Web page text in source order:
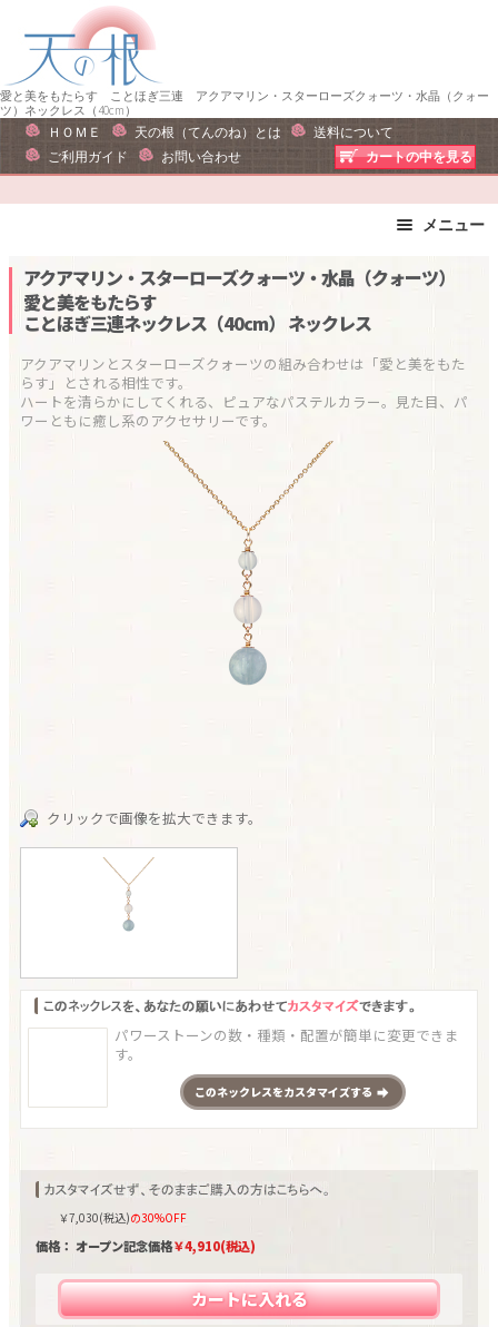
ー
シ
ン
へ
キ
ン
ツ
ス
キ
プ
愛と美をもたらす ことほぎ三連 アクアマリン・スターローズクォーツ・水晶（クォー
ツ）ネックレス（40cm）
ＨＯＭＥ 天の根（てんのね）とは
送料について
ご利用ガイド
お問い合わせ カートの中を見る
メニュー
ピアス・イヤリング
リング
運勢で選ぶ
誕生石で選ぶ
色で選ぶ
干支石で選ぶ
星座石で選ぶ
石の名前で選ぶ
パワーストーン一覧
アクアマリン・スターローズクォーツ・水晶（クォーツ）
愛と美をもたらす
ことほぎ三連ネックレス（40cm） ネックレス
アクアマリンとスターローズクォーツの組み合わせは「愛と美をもた
らす」とされる相性です。
ハートを清らかにしてくれる、ピュアなパステルカラー。見た目、パ
クリックで画像を拡大できます。
パワーストーンの数・種類・配置が簡単に変更できま
す。
このネックレスをカスタマイズする
￥7,030(税込)の30%OFF
価格： オープン記念価格￥4,910(税込)
カートに入れる